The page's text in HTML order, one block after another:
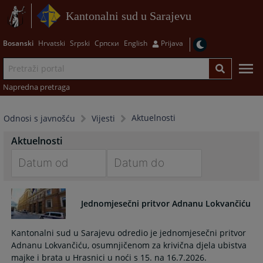
Kantonalni sud u Sarajevu
Bosanski Hrvatski Srpski Српски English Prijava
Napredna pretraga
Odnosi s javnošću Vijesti Aktuelnosti
Aktuelnosti
forward
to
interact
with
the
calendar
to
with
the
calendar
Jednomjesečni pritvor Adnanu Lokvančiću
Kantonalni sud u Sarajevu odredio je jednomjesečni pritvor
Adnanu Lokvančiću, osumnjičenom za krivična djela ubistva
majke i brata u Hrasnici u noći s 15. na 16.7.2026.